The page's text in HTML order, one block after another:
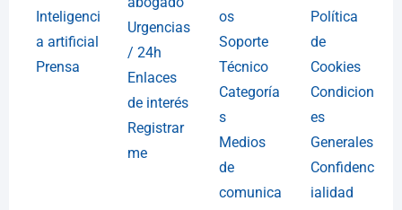
Inteligenci
a artificial
Prensa
Urgencias
/ 24h
Enlaces
de interés
Registrar
me
os
Soporte
Técnico
Categoría
s
Medios
de
comunica
Política
de
Cookies
Condicion
es
Generales
Confidenc
ialidad